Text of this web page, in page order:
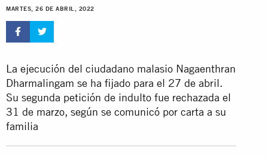
MARTES, 26 DE ABRIL, 2022
La ejecución del ciudadano malasio Nagaenthran
Dharmalingam se ha fijado para el 27 de abril.
Su segunda petición de indulto fue rechazada el
31 de marzo, según se comunicó por carta a su
familia